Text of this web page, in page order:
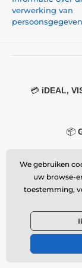
over het
garandeert.
Inhoud van
1x droge
verwerking van
💳 iDEAL,
📦
© 2026
We gebruiken
uw browse-
toestemming,